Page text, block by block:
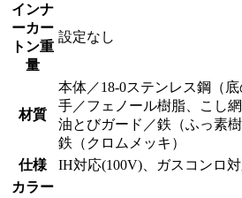
インナ
ーカー
トン重
量
設定なし
材質
本体／18-0ステンレス鋼（
手／フェノール樹脂、こし網
油とびガード／鉄（ふっ素
鉄（クロムメッキ）
仕様
IH対応(100V)、ガスコンロ
カラー